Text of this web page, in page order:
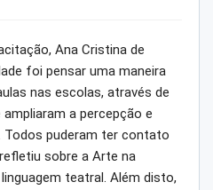
Ana Cristina de
foi pensar uma maneira
nas escolas, através de
a percepção e
Todos puderam ter contato
sobre a Arte na
teatral. Além disto,